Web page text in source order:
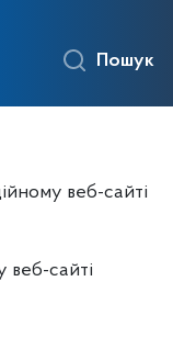
Пошук
веб-сайті
сайті